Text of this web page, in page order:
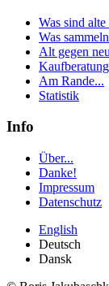
Was sind
Was
Alt gegen neu
Kaufberatung
Am Rande...
Statistik
Info
Über...
Danke!
Impressum
Datenschutz
English
Deutsch
Dansk